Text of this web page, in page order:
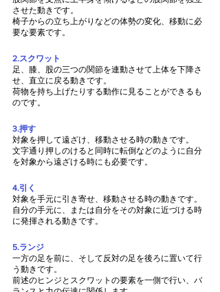
させた動きです。
椅子からの立ち上がりなどの体勢の変化、移動に必
要な要素です。
2.スクワット
足、膝、股の三つの関節を連動させて上体を下降さ
せ、直立に戻る動きです。
荷物を持ち上げたりする動作に見ることができるも
のです。
3.押す
対象を押して遠ざけ、移動させる時の動きです。
文字通り押しのけると同時に転倒などのように自分
を対象から遠ざける時にも必要です。
4.引く
対象を手元に引き寄せ、移動させる時の動きです。
自分の手元に、または自分をその対象に近づける時
に発揮される動きです。
5.ランジ
一方の足を前に、そして反対の足を後ろに置いて行
う動きです。
前述のヒンジとスクワットの要素を一側で行い、バ